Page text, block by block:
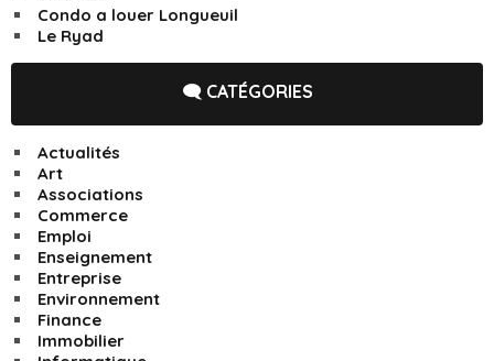
Condo a louer Longueuil
Le Ryad
🗨️ CATÉGORIES
Actualités
Art
Associations
Commerce
Emploi
Enseignement
Entreprise
Environnement
Finance
Immobilier